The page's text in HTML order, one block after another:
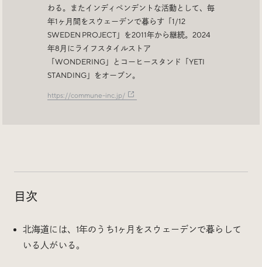
#ブランディング #ご当地クリエイター
#シェアオフィス #グローバル
@iDID.team
Privacy Policy
わる。またインディペンデントな活動として、毎
年1ヶ月間をスウェーデンで暮らす「1/12
SWEDEN PROJECT」を2011年から継続。2024
年8月にライフスタイルストア
「WONDERING」とコーヒースタンド「YETI
STANDING」をオープン。
https://commune-inc.jp/
目次
北海道には、1年のうち1ヶ月をスウェーデンで暮らして
いる人がいる。